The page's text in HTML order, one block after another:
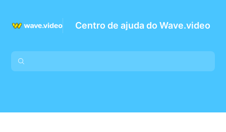
Centro de ajuda do Wave.video